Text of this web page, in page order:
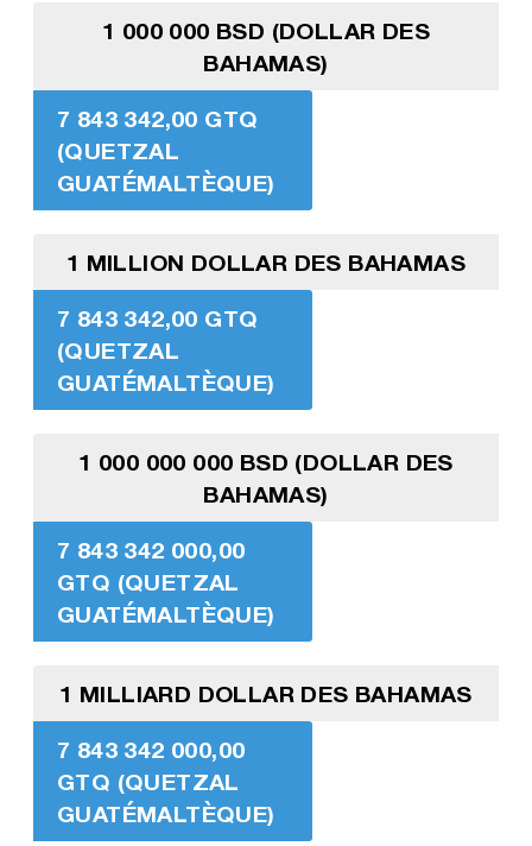
1 000 000 BSD (DOLLAR DES
BAHAMAS)
7 843 342,00 GTQ
(QUETZAL
GUATÉMALTÈQUE)
1 MILLION DOLLAR DES BAHAMAS
7 843 342,00 GTQ
(QUETZAL
GUATÉMALTÈQUE)
1 000 000 000 BSD (DOLLAR DES
BAHAMAS)
7 843 342 000,00
GTQ (QUETZAL
GUATÉMALTÈQUE)
1 MILLIARD DOLLAR DES BAHAMAS
7 843 342 000,00
GTQ (QUETZAL
GUATÉMALTÈQUE)